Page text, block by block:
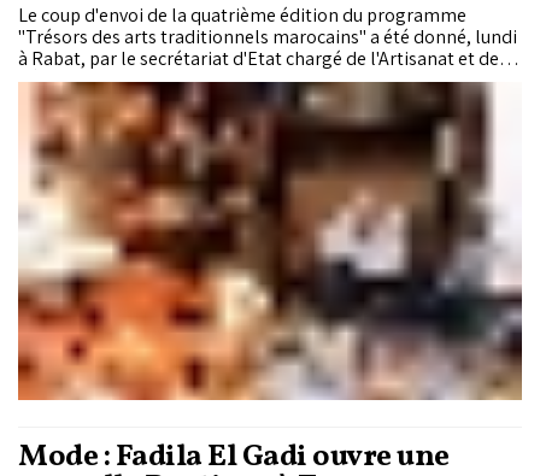
Le coup d'envoi de la quatrième édition du programme
"Trésors des arts traditionnels marocains" a été donné, lundi
à Rabat, par le secrétariat d'Etat chargé de l'Artisanat et de
l'Économie sociale et solidaire, en partenariat avec
l'Organisation des Nations Unies pour l'éducation, la science
et la culture (UNESCO - United Nations Educational, Scientific
and Cultural Organization).
Mode : Fadila El Gadi ouvre une